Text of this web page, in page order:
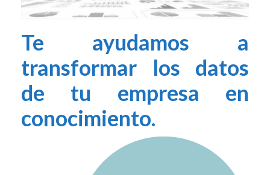
Te ayudamos a
transformar los datos
de tu empresa en
conocimiento.